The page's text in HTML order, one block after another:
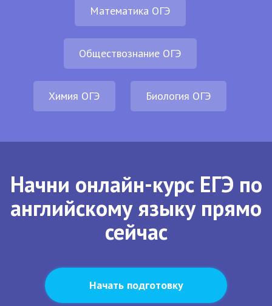
Математика ОГЭ
Обществознание ОГЭ
Химия ОГЭ Биология ОГЭ
Начни онлайн-курс ЕГЭ по
английскому языку прямо
сейчас
Начать подготовку